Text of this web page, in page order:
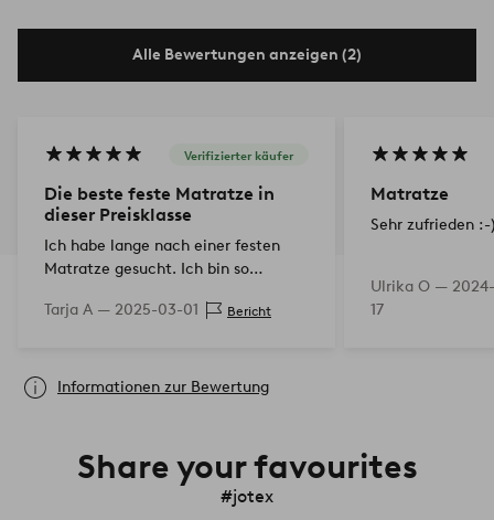
Alle Bewertungen anzeigen (2)
Verifizierter käufer
Die beste feste Matratze in
dieser Preisklasse
Ich habe lange nach einer festen
Matratze gesucht. Ich bin so
Jahr drei andere Matratzen gekauft,
Tarja A — 2025-03-01 Bericht
Matratze
Sehr zufrieden :-)
Ulrika O —
17
Informationen zur Bewertung
Share your favourites
#jotex